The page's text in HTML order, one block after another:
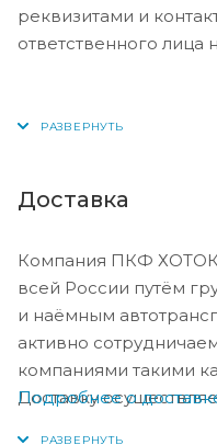
реквизитами и
ответственного лица
Доставка
Компания ПКФ
всей России путём
и наёмным
активно
компаниями такими
Доставку
Подробнее о